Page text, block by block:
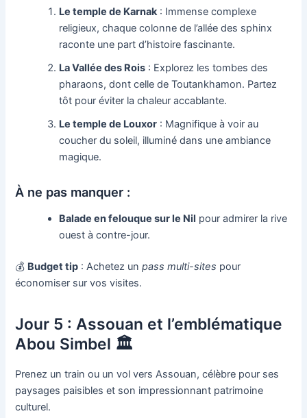
Le temple de Karnak: Immense complexe
religieux, chaque colonne de l’allée des sphinx
raconte une part d’histoire fascinante.
La Vallée des Rois : Explorez les tombes des
pharaons, dont celle de Toutankhamon. Partez
tôt pour éviter la chaleur accablante.
Le temple de Louxor : Magnifique à voir au
coucher du soleil, illuminé dans une ambiance
magique.
À ne pas manquer :
Balade en felouque sur le Nil pour admirer la rive
ouest à contre-jour.
💰 Budget tip : Achetez unpass multi-sites pour
économiser sur vos visites.
Jour 5 : Assouan et l’emblématique
Abou Simbel 🏛️
Prenez un train ou un vol vers Assouan, célèbre pour ses
paysages paisibles et son impressionnant patrimoine
culturel.